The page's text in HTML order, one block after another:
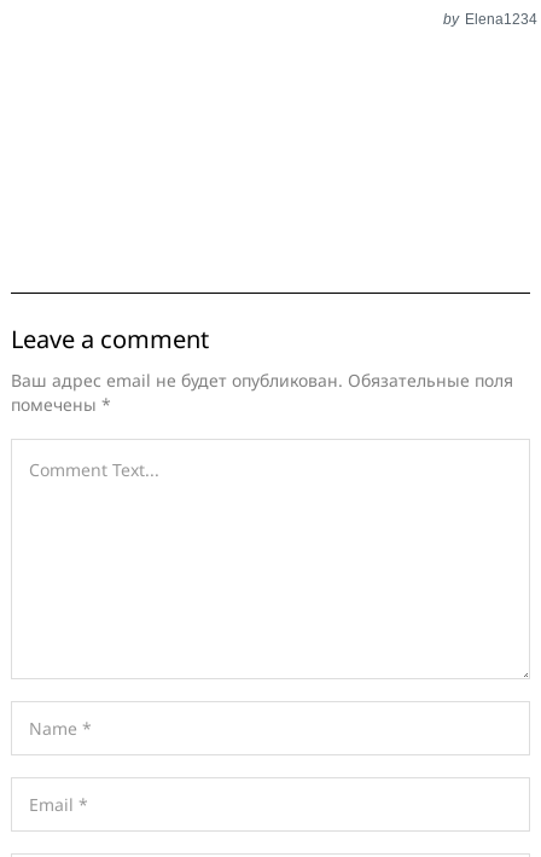
by Elena1234
Leave a comment
Ваш адрес email не будет опубликован. Обязательные поля
помечены *